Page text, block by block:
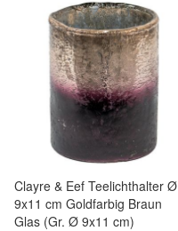
Clayre & Eef Teelichthalter Ø
9x11 cm Goldfarbig Braun
Glas (Gr. Ø 9x11 cm)